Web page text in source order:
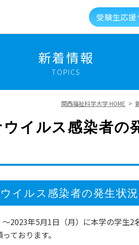
受験生応援
会 情報公開
新着情
る取り組み
実習マネジメン
大学広報誌「福科大通信」
新着情報
TOPICS
関西福祉科学大学 HOME >
イルス感染者の
イルス感染者の発生状
2023年5月1日（月）に本学の学生
ております。